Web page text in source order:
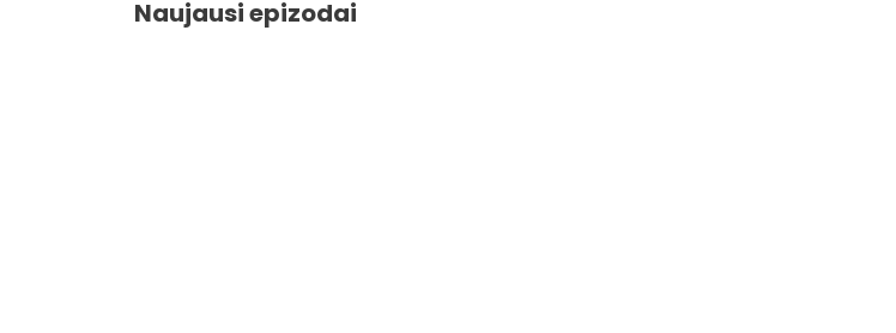
Naujausi epizodai